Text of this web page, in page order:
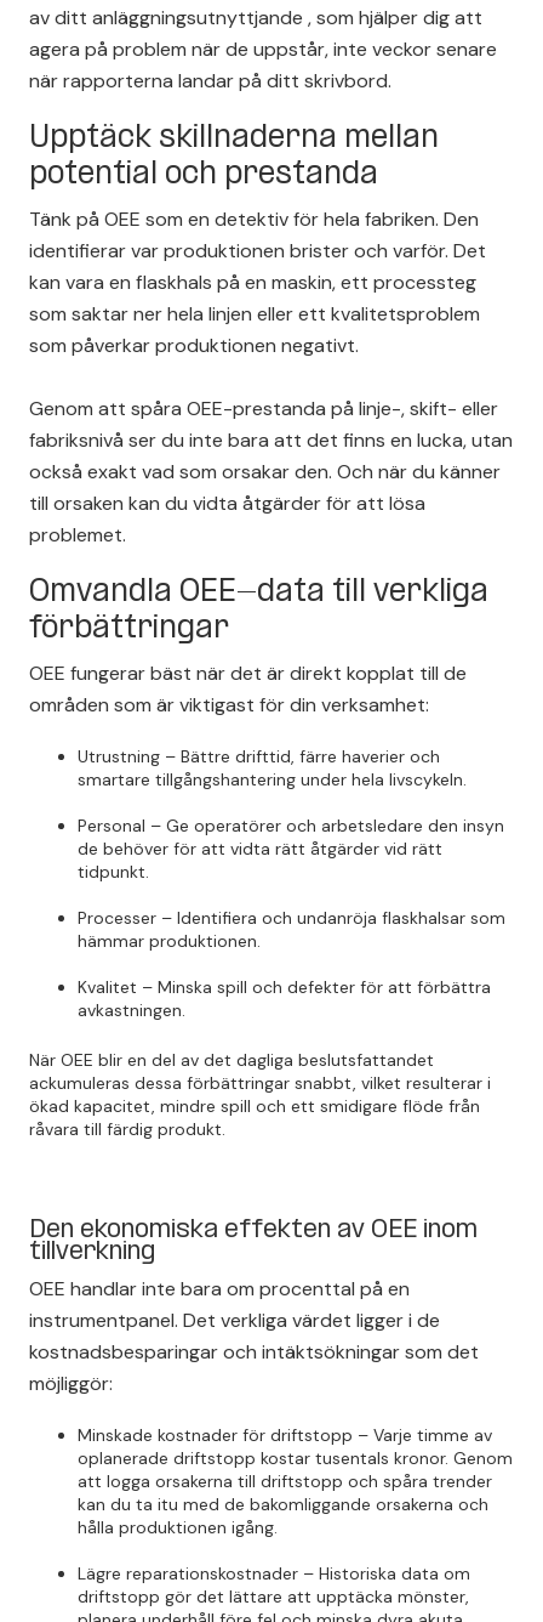
av ditt anläggningsutnyttjande , som hjälper dig att
agera på problem när de uppstår, inte veckor senare
när rapporterna landar på ditt skrivbord.
Upptäck skillnaderna mellan
potential och prestanda
Tänk på OEE som en detektiv för hela fabriken. Den
identifierar var produktionen brister och varför. Det
kan vara en flaskhals på en maskin, ett processteg
som saktar ner hela linjen eller ett kvalitetsproblem
som påverkar produktionen negativt.
Genom att spåra OEE-prestanda på linje-, skift- eller
fabriksnivå ser du inte bara att det finns en lucka, utan
också exakt vad som orsakar den. Och när du känner
till orsaken kan du vidta åtgärder för att lösa
problemet.
Omvandla OEE-data till verkliga
förbättringar
OEE fungerar bäst när det är direkt kopplat till de
områden som är viktigast för din verksamhet:
Utrustning – Bättre drifttid, färre haverier och
smartare tillgångshantering under hela livscykeln.
Personal – Ge operatörer och arbetsledare den insyn
de behöver för att vidta rätt åtgärder vid rätt
tidpunkt.
Processer – Identifiera och undanröja flaskhalsar som
hämmar produktionen.
Kvalitet – Minska spill och defekter för att förbättra
avkastningen.
När OEE blir en del av det dagliga beslutsfattandet
ackumuleras dessa förbättringar snabbt, vilket resulterar i
ökad kapacitet, mindre spill och ett smidigare flöde från
råvara till färdig produkt.
Den ekonomiska effekten av OEE inom
tillverkning
OEE handlar inte bara om procenttal på en
instrumentpanel. Det verkliga värdet ligger i de
kostnadsbesparingar och intäktsökningar som det
möjliggör:
Minskade kostnader för driftstopp – Varje timme av
oplanerade driftstopp kostar tusentals kronor. Genom
att logga orsakerna till driftstopp och spåra trender
kan du ta itu med de bakomliggande orsakerna och
hålla produktionen igång.
Lägre reparationskostnader – Historiska data om
driftstopp gör det lättare att upptäcka mönster,